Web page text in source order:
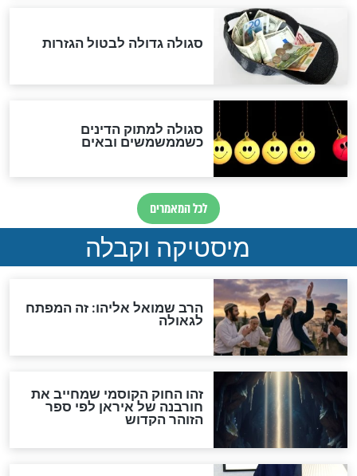
לכל המאמרים
אחרית הימים
האם אפשר לחשב את הקץ?
מה יהיה בימות המשיח?
"לפני הגאולה תהיה אפיקורסות
והכחשה גדולה מאוד של
האמונה"